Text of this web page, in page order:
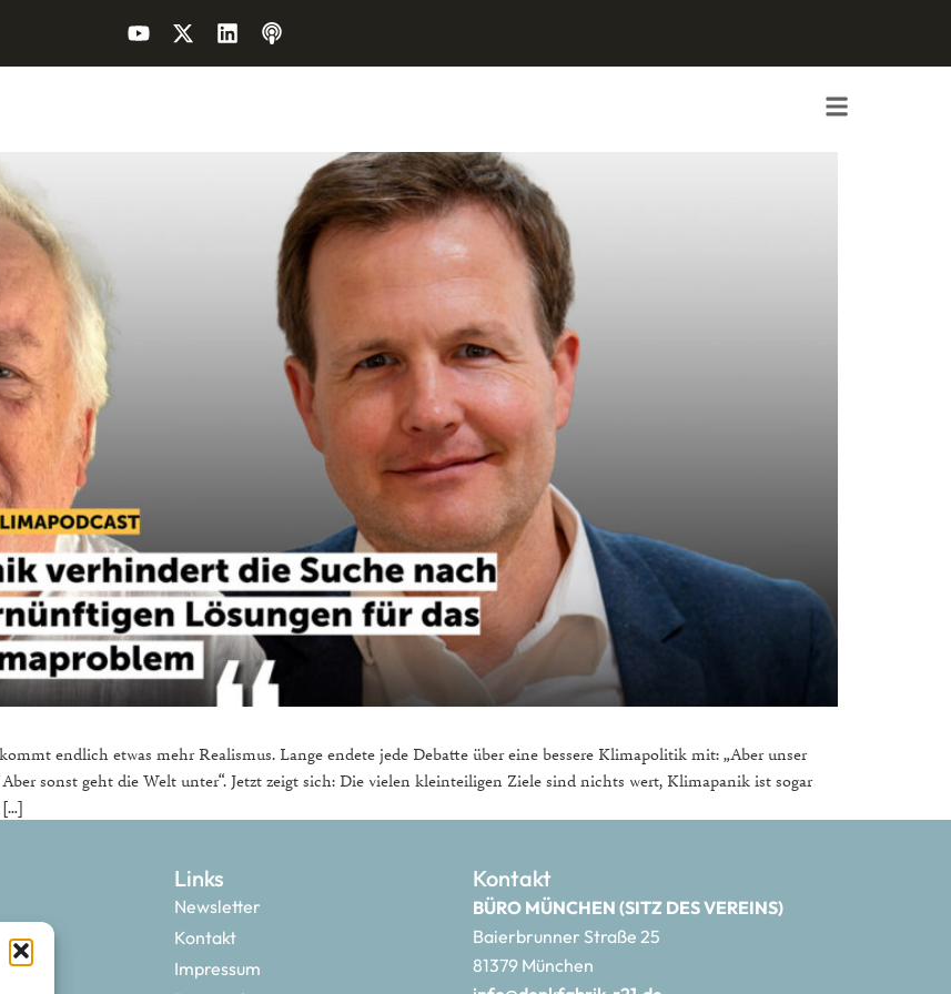
endlich etwas mehr Realismus. Lange endete jede Debatte über eine bessere Klimapolitik mit: „Aber unser
sonst geht die Welt unter“. Jetzt zeigt sich: Die vielen kleinteiligen Ziele sind nichts wert, Klimapanik ist sogar
[…]
Links
Newsletter
Kontakt
Impressum
Kontakt
BÜRO MÜNCHEN (SITZ DES VEREINS)
Baierbrunner Straße 25
81379 München